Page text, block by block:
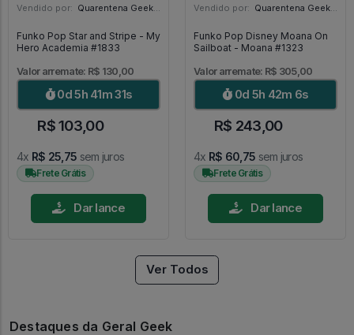
Vendido por: Quarentena Geek Store - SP
Funko Pop Star and Stripe - My
Hero Academia #1833
Valor arremate: R$ 130,00
0d 5h 41m 29s
R$ 103,00
4x R$ 25,75 sem juros
Frete Grátis
Dar lance
Vendido por: Quarentena Geek Store - SP
Funko Pop Disney Moana On
Sailboat - Moana #1323
Valor arremate: R$ 305,00
0d 5h 42m 4s
R$ 243,00
4x R$ 60,75 sem juros
Frete Grátis
Dar lance
Ver Todos
Destaques da Geral Geek